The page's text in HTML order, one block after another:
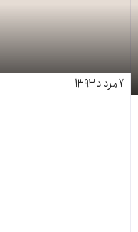
۷ مرداد ۱۳۹۳